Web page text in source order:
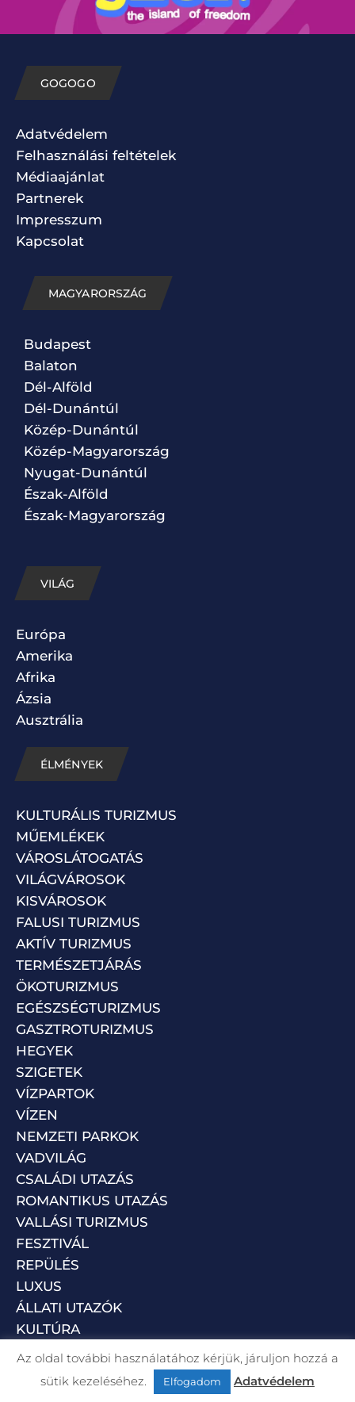
GOGOGO
Adatvédelem
Felhasználási feltételek
Médiaajánlat
Partnerek
Impresszum
Kapcsolat
MAGYARORSZÁG
Budapest
Balaton
Dél-Alföld
Dél-Dunántúl
Közép-Dunántúl
Közép-Magyarország
Nyugat-Dunántúl
Észak-Alföld
Észak-Magyarország
VILÁG
Európa
Amerika
Afrika
Ázsia
Ausztrália
ÉLMÉNYEK
KULTURÁLIS TURIZMUS
MŰEMLÉKEK
VÁROSLÁTOGATÁS
VILÁGVÁROSOK
KISVÁROSOK
FALUSI TURIZMUS
AKTÍV TURIZMUS
TERMÉSZETJÁRÁS
ÖKOTURIZMUS
EGÉSZSÉGTURIZMUS
GASZTROTURIZMUS
HEGYEK
SZIGETEK
VÍZPARTOK
VÍZEN
NEMZETI PARKOK
VADVILÁG
CSALÁDI UTAZÁS
ROMANTIKUS UTAZÁS
VALLÁSI TURIZMUS
FESZTIVÁL
REPÜLÉS
LUXUS
ÁLLATI UTAZÓK
KULTÚRA
Az oldal további használatához kérjük, járuljon hozzá a
sütik kezeléséhez.
Elfogadom Adatvédelem